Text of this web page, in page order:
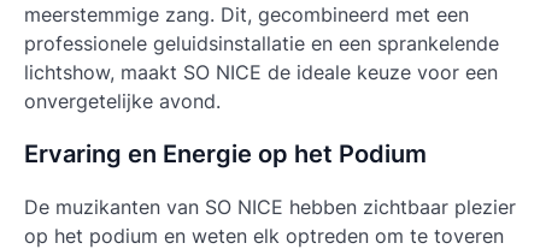
meerstemmige zang. Dit, gecombineerd met een
professionele geluidsinstallatie en een sprankelende
lichtshow, maakt SO NICE de ideale keuze voor een
onvergetelijke avond.
Ervaring en Energie op het Podium
De muzikanten van SO NICE hebben zichtbaar plezier
op het podium en weten elk optreden om te toveren